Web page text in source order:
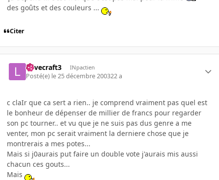
des goûts et des couleurs ...
Citer
Lovecraft3 INpactien
Posté(e) le 25 décembre 200322 a
c claIr que ca sert a rien.. je comprend vraiment pas quel est
le bonheur de dépenser de millier de francs pour regarder
son pc tourner.. et vu que je ne suis pas dus genre a me
venter, mon pc serait vraiment la derniere chose que je
montrerais a mes potes...
Mais si j0aurais put faire un double vote j'aurais mis aussi
chacun ces gouts...
Mais